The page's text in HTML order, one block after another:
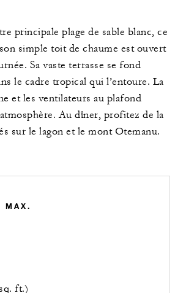
principale plage de sable blanc, ce
simple toit de chaume est ouvert
Sa vaste terrasse se fond
le cadre tropical qui l’entoure. La
et les ventilateurs au plafond
Au dîner, profitez de la
sur le lagon et le mont Otemanu.
MAX.
ft.)